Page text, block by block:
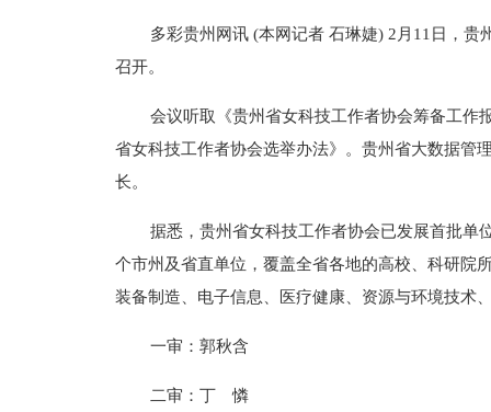
多彩贵州网讯 (本网记者 石琳婕) 2月11日，
召开。
会议听取《贵州省女科技工作者协会筹备工作
省女科技工作者协会选举办法》。贵州省大数据管
长。
据悉，贵州省女科技工作者协会已发展首批单
个市州及省直单位，覆盖全省各地的高校、科研院
装备制造、电子信息、医疗健康、资源与环境技术
一审：郭秋含
二审：丁 憐